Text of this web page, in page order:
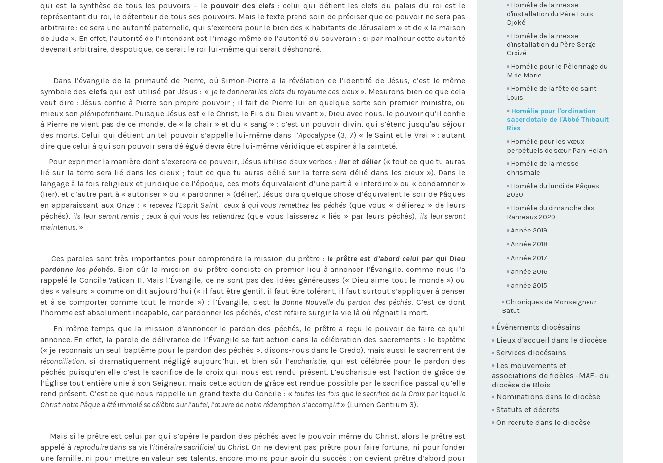
qui est la synthèse de tous les pouvoirs – le pouvoir des clefs : celui qui détient les clefs du palais du roi est le
représentant du roi, le détenteur de tous ses pouvoirs. Mais le texte prend soin de préciser que ce pouvoir ne sera pas
arbitraire : ce sera une autorité paternelle, qui s’exercera pour le bien des « habitants de Jérusalem » et de « la maison
de Juda ». En effet, l’autorité de l’intendant est l’image même de l’autorité du souverain : si par malheur cette autorité
devenait arbitraire, despotique, ce serait le roi lui-même qui serait déshonoré.
Dans l’évangile de la primauté de Pierre, où Simon-Pierre a la révélation de l’identité de Jésus, c’est le même
symbole des clefs qui est utilisé par Jésus : « je te donnerai les clefs du royaume des cieux ». Mesurons bien ce que cela
veut dire : Jésus confie à Pierre son propre pouvoir ; il fait de Pierre lui en quelque sorte son premier ministre, ou
mieux son plénipotentiaire. Puisque Jésus est « le Christ, le Fils du Dieu vivant », Dieu avec nous, le pouvoir qu’il confie
à Pierre ne vient pas de ce monde, de « la chair » et du « sang » : c’est un pouvoir divin, qui s’étend jusqu'au séjour
des morts. Celui qui détient un tel pouvoir s’appelle lui-même dans l’Apocalypse(3, 7) « le Saint et le Vrai » : autant
dire que celui à qui son pouvoir sera délégué devra être lui-même véridique et aspirer à la sainteté.
Pour exprimer la manière dont s’exercera ce pouvoir, Jésus utilise deux verbes : lieret délier (« tout ce que tu auras
lié sur la terre sera lié dans les cieux ; tout ce que tu auras délié sur la terre sera délié dans les cieux »). Dans le
langage à la fois religieux et juridique de l’époque, ces mots équivalaient d’une part à « interdire » ou « condamner »
(lier), et d’autre part à « autoriser » ou « pardonner » (délier). Jésus dira quelque chose d’équivalent le soir de Pâques
en apparaissant aux Onze : « recevez l’Esprit Saint : ceux à qui vous remettrez les péchés (que vous « délierez » de leurs
péchés), ils leur seront remis ; ceux à qui vous les retiendrez (que vous laisserez « liés » par leurs péchés), ils leur seront
maintenus. »
Ces paroles sont très importantes pour comprendre la mission du prêtre : le prêtre est d’abord celui par qui Dieu
pardonne les péchés. Bien sûr la mission du prêtre consiste en premier lieu à annoncer l’Évangile, comme nous l’a
rappelé le Concile Vatican II. Mais l’Évangile, ce ne sont pas des idées généreuses (« Dieu aime tout le monde ») ou
des « valeurs » comme on dit aujourd’hui (« il faut être gentil, il faut être tolérant, il faut surtout s’appliquer à penser
et à se comporter comme tout le monde ») : l’Évangile, c’est la Bonne Nouvelle du pardon des péchés. C’est ce dont
l’homme est absolument incapable, car pardonner les péchés, c’est refaire surgir la vie là où régnait la mort.
En même temps que la mission d’annoncer le pardon des péchés, le prêtre a reçu le pouvoir de faire ce qu’il
annonce. En effet, la parole de délivrance de l’Évangile se fait action dans la célébration des sacrements : le baptême
(« je reconnais un seul baptême pour le pardon des péchés », disons-nous dans le Credo), mais aussi le sacrement de
réconciliation, si dramatiquement négligé aujourd’hui, et bien sûr l’eucharistie, qui est célébrée pour le pardon des
péchés puisqu’en elle c’est le sacrifice de la croix qui nous est rendu présent. L’eucharistie est l’action de grâce de
l’Église tout entière unie à son Seigneur, mais cette action de grâce est rendue possible par le sacrifice pascal qu’elle
rend présent. C’est ce que nous rappelle un grand texte du Concile : « toutes les fois que le sacrifice de la Croix par lequel le
Christ notre Pâque a été immolé se célèbre sur l’autel, l’œuvre de notre rédemption s’accomplit» (Lumen Gentium 3).
Mais si le prêtre est celui par qui s’opère le pardon des péchés avec le pouvoir même du Christ, alors le prêtre est
appelé à reproduire dans sa vie l’itinéraire sacrificiel du Christ. On ne devient pas prêtre pour faire fortune, ni pour fonder
une famille, ni pour mettre en valeur ses talents, encore moins pour avoir du succès : on devient prêtre d’abord pour
Homélie de la messe
d'installation du Père Louis
Djoké
Homélie de la messe
d'installation du Père Serge
Croizé
Homélie pour le Pèlerinage du
M de Marie
Homélie de la fête de saint
Louis
Homélie pour l'ordination
sacerdotale de l'Abbé Thibault
Ries
Homélie pour les vœux
perpétuels de sœur Pani Helan
Homélie de la messe
chrismale
Homélie du lundi de Pâques
2020
Homélie du dimanche des
Rameaux 2020
Année 2019
Année 2018
Année 2017
année 2016
année 2015
Chroniques de Monseigneur
Batut
Évènements diocésains
Lieux d'accueil dans le diocèse
Services diocésains
Les mouvements et
associations de fidèles -MAF- du
diocèse de Blois
Nominations dans le diocèse
Statuts et décrets
On recrute dans le diocèse